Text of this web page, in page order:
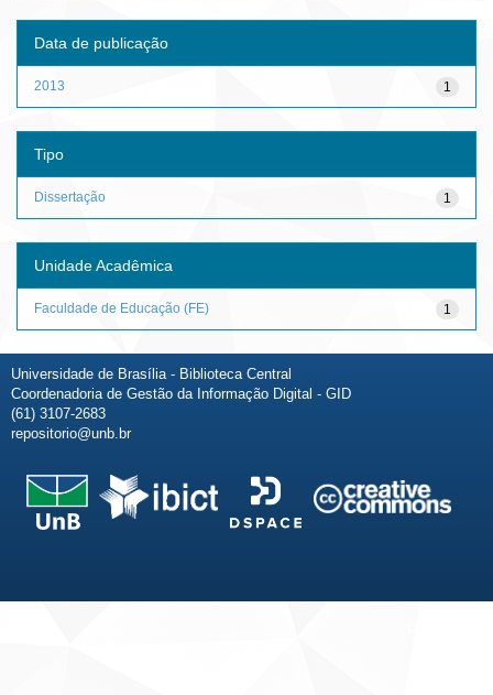
Data de publicação
1
2013
Tipo
1
Dissertação
Unidade Acadêmica
1
Faculdade de Educação (FE)
Universidade de Brasília - Biblioteca Central
Coordenadoria de Gestão da Informação Digital - GID
(61) 3107-2683
repositorio@unb.br